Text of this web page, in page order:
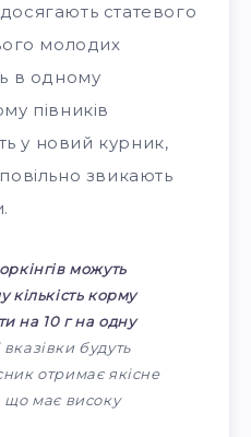
статевого
молодих
в одному
півників
у новий курник,
звикають
можуть
кількість корму
на 10 г на одну
будуть
отримає якісне
що має високу